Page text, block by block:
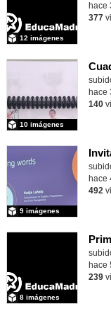
12 imágenes
hace
377
10 imágenes
hace
140
9 imágenes
hace
492
8 imágenes
hace
239